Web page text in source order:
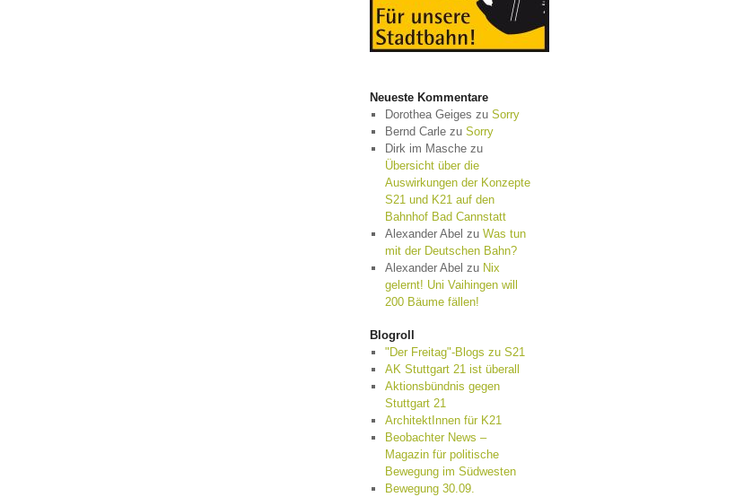
Neueste Kommentare
Dorothea Geiges zu Sorry
Bernd Carlezu Sorry
Dirk im Maschezu
Übersicht über die
Auswirkungen der Konzepte
S21 und K21 auf den
Bahnhof Bad Cannstatt
Alexander Abel zu Was tun
mit der Deutschen Bahn?
Alexander Abel zu Nix
gelernt! Uni Vaihingen will
200 Bäume fällen!
Blogroll
"Der Freitag"-Blogs zu S21
AK Stuttgart 21 ist überall
Aktionsbündnis gegen
Stuttgart 21
ArchitektInnen für K21
Beobachter News –
Magazin für politische
Bewegung im Südwesten
Bewegung 30.09.